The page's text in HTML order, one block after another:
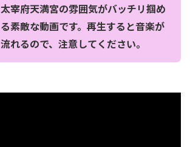
太宰府天満宮の雰囲気がバッチリ掴め
る素敵な動画です。再生すると音楽が
流れるので、注意してください。